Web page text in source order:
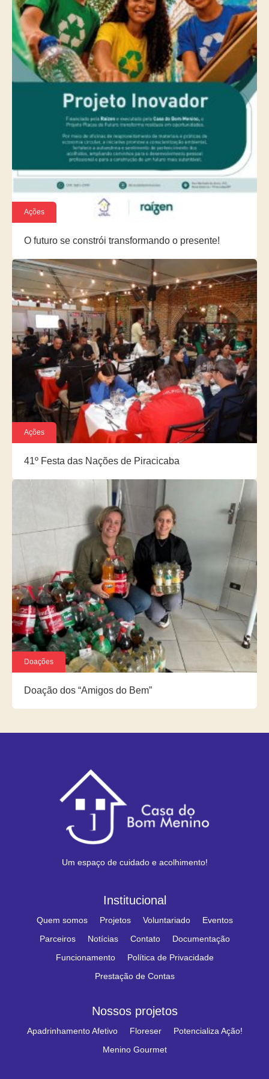
Ações
O futuro se constrói transformando o presente!
Ações
41º Festa das Nações de Piracicaba
Doações
Doação dos “Amigos do Bem”
Um espaço de cuidado e acolhimento!
Institucional
Quem somos Projetos Voluntariado
Eventos
Parceiros
Notícias Contato
Documentação
Funcionamento
Política de Privacidade
Prestação de Contas
Nossos projetos
Apadrinhamento Afetivo Floreser
Potencializa Ação!
Menino Gourmet